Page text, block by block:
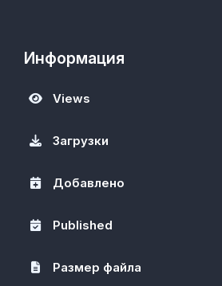
Информация
Views
Загрузки
Добавлено
Published
Размер файла